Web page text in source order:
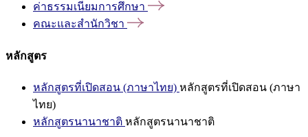
ค่าธรรมเนียมการศึกษา
คณะและสำนักวิชา
หลักสูตร
หลักสูตรที่เปิดสอน (ภาษาไทย) หลักสูตรที่เปิดสอน (ภาษา
ไทย)
หลักสูตรนานาชาติ หลักสูตรนานาชาติ